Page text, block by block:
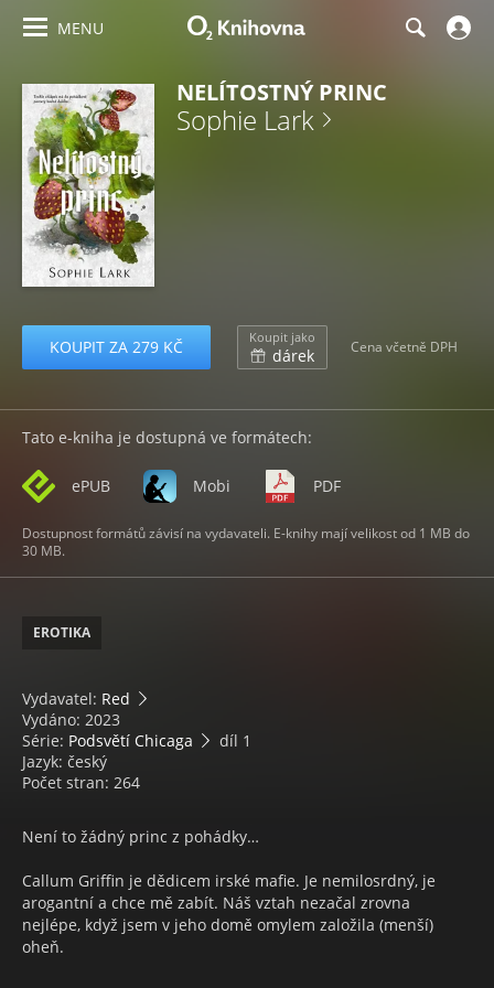
MENU
NELÍTOSTNÝ PRINC
Sophie Lark
KOUPIT ZA 279 KČ Koupit jako
dárek Cena včetně DPH
Tato e-kniha je dostupná ve formátech:
ePUB Mobi PDF
Dostupnost formátů závisí na vydavateli. E-knihy mají velikost od 1 MB do
30 MB.
EROTIKA
Vydavatel: Red
Vydáno: 2023
Série: Podsvětí Chicaga
díl 1
Jazyk: český
Počet stran: 264
Není to žádný princ z pohádky…
Callum Griffin je dědicem irské mafie. Je nemilosrdný, je
arogantní a chce mě zabít. Náš vztah nezačal zrovna
nejlépe, když jsem v jeho domě omylem založila (menší)
oheň.